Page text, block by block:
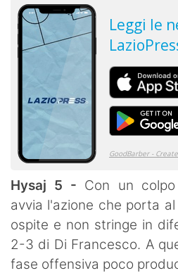
Hysaj 5 - Con un
avvia l'azione che porta
ospite e non stringe in
2-3 di Di Francesco. A
fase offensiva poco